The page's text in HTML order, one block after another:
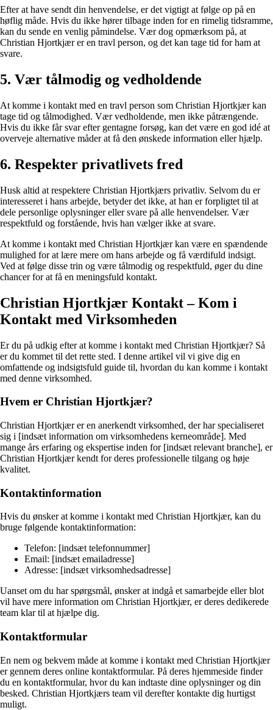
Efter at have sendt din henvendelse, er det vigtigt at følge op på en
høflig måde. Hvis du ikke hører tilbage inden for en rimelig tidsramme,
kan du sende en venlig påmindelse. Vær dog opmærksom på, at
Christian Hjortkjær er en travl person, og det kan tage tid for ham at
svare.
5. Vær tålmodig og vedholdende
At komme i kontakt med en travl person som Christian Hjortkjær kan
tage tid og tålmodighed. Vær vedholdende, men ikke påtrængende.
Hvis du ikke får svar efter gentagne forsøg, kan det være en god idé at
overveje alternative måder at få den ønskede information eller hjælp.
6. Respekter privatlivets fred
Husk altid at respektere Christian Hjortkjærs privatliv. Selvom du er
interesseret i hans arbejde, betyder det ikke, at han er forpligtet til at
dele personlige oplysninger eller svare på alle henvendelser. Vær
respektfuld og forstående, hvis han vælger ikke at svare.
At komme i kontakt med Christian Hjortkjær kan være en spændende
mulighed for at lære mere om hans arbejde og få værdifuld indsigt.
Ved at følge disse trin og være tålmodig og respektfuld, øger du dine
chancer for at få en meningsfuld kontakt.
Christian Hjortkjær Kontakt – Kom i
Kontakt med Virksomheden
Er du på udkig efter at komme i kontakt med Christian Hjortkjær? Så
er du kommet til det rette sted. I denne artikel vil vi give dig en
omfattende og indsigtsfuld guide til, hvordan du kan komme i kontakt
med denne virksomhed.
Hvem er Christian Hjortkjær?
Christian Hjortkjær er en anerkendt virksomhed, der har specialiseret
sig i [indsæt information om virksomhedens kerneområde]. Med
mange års erfaring og ekspertise inden for [indsæt relevant branche], er
Christian Hjortkjær kendt for deres professionelle tilgang og høje
kvalitet.
Kontaktinformation
Hvis du ønsker at komme i kontakt med Christian Hjortkjær, kan du
bruge følgende kontaktinformation:
Telefon: [indsæt telefonnummer]
Email: [indsæt emailadresse]
Adresse: [indsæt virksomhedsadresse]
Uanset om du har spørgsmål, ønsker at indgå et samarbejde eller blot
vil have mere information om Christian Hjortkjær, er deres dedikerede
team klar til at hjælpe dig.
Kontaktformular
En nem og bekvem måde at komme i kontakt med Christian Hjortkjær
er gennem deres online kontaktformular. På deres hjemmeside finder
du en kontaktformular, hvor du kan indtaste dine oplysninger og din
besked. Christian Hjortkjærs team vil derefter kontakte dig hurtigst
muligt.